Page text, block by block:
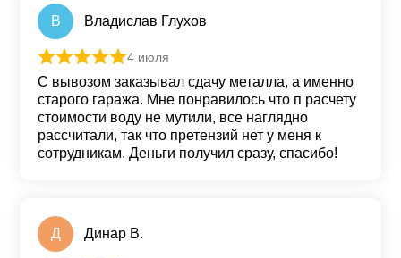
В Владислав Глухов
Оценка
4 июля
С вывозом заказывал сдачу металла, а именно
старого гаража. Мне понравилось что п расчету
стоимости воду не мутили, все наглядно
рассчитали, так что претензий нет у меня к
сотрудникам. Деньги получил сразу, спасибо!
Д Динар В.